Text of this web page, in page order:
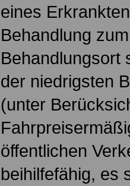
eines
Behandlung
Behandlungsort
der niedrigsten
(unter
öffentlichen
beihilfefähig, es